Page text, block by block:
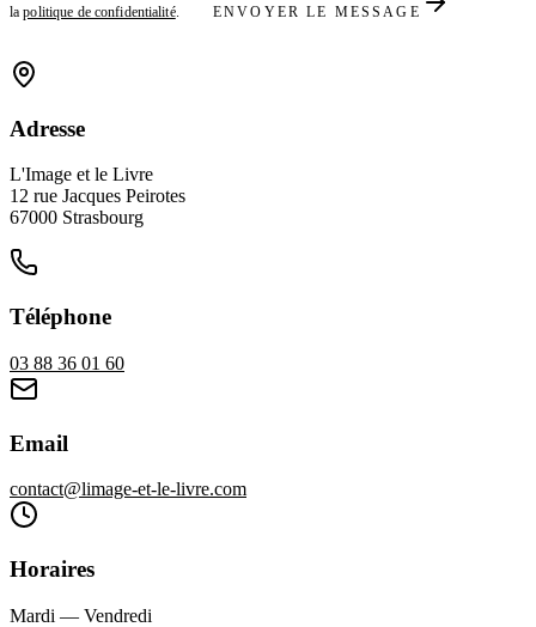
la politique de confidentialité. ENVOYER LE MESSAGE
Adresse
L'Image et le Livre
12 rue Jacques Peirotes
67000 Strasbourg
Téléphone
03 88 36 01 60
Email
contact@limage-et-le-livre.com
Horaires
Mardi — Vendredi